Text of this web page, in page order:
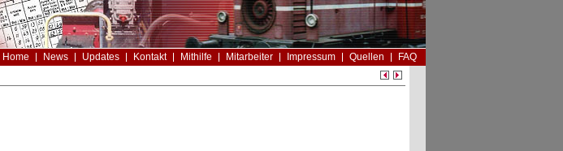
Home News Updates Kontakt Mithilfe Mitarbeiter Impressum Quellen
FAQ